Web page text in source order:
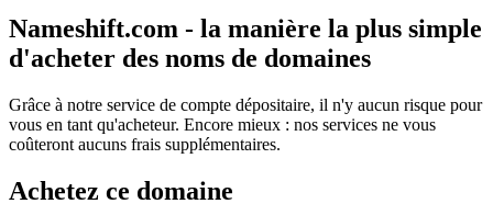
Nameshift.com - la manière la plus simple
d'acheter des noms de domaines
Grâce à notre service de compte dépositaire, il n'y aucun risque pour
vous en tant qu'acheteur. Encore mieux : nos services ne vous
coûteront aucuns frais supplémentaires.
Achetez ce domaine